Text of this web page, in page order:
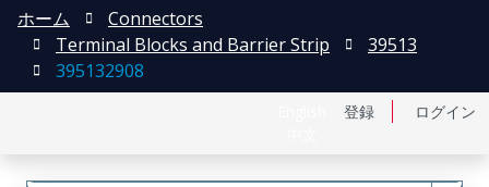
登録 ログイン
ホーム
Connectors
Terminal Blocks and Barrier Strip
39513
395132908